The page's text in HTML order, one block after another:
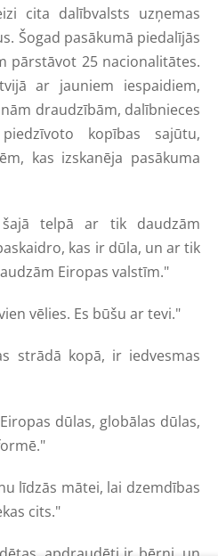
cita dalībvalsts uzņemas
Šogad pasākumā piedalījās
pārstāvot 25 nacionalitātes.
ar jauniem iespaidiem,
draudzībām, dalībnieces
kopības sajūtu,
kas izskanēja pasākuma
telpā ar tik daudzām
kas ir dūla, un ar tik
Eiropas valstīm."
vēlies. Es būšu ar tevi."
strādā kopā, ir iedvesmas
dūlas, globālas dūlas,
līdzās mātei, lai dzemdības
cits."